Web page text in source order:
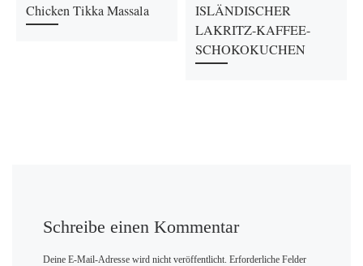
Chicken Tikka Massala
ISLÄNDISCHER
LAKRITZ-KAFFEE-
SCHOKOKUCHEN
Schreibe einen Kommentar
Deine E-Mail-Adresse wird nicht veröffentlicht. Erforderliche Felder